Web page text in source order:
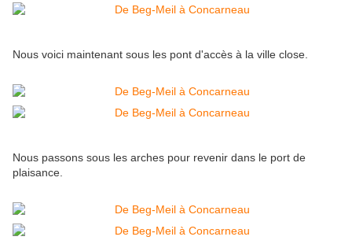
Nous voici maintenant sous les pont d'accès à la ville close.
Nous passons sous les arches pour revenir dans le port de
plaisance.